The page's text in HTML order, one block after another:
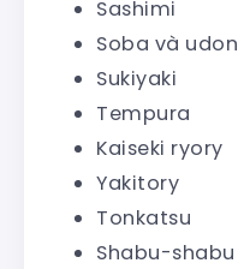
Sashimi
Soba và udon
Sukiyaki
Tempura
Kaiseki ryory
Yakitory
Tonkatsu
Shabu-shabu